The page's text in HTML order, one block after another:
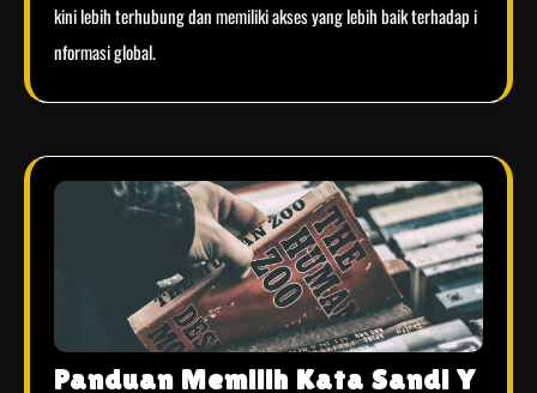
kini lebih terhubung dan memiliki akses yang lebih baik terhadap i
nformasi global.
Panduan Memilih Kata Sandi Y